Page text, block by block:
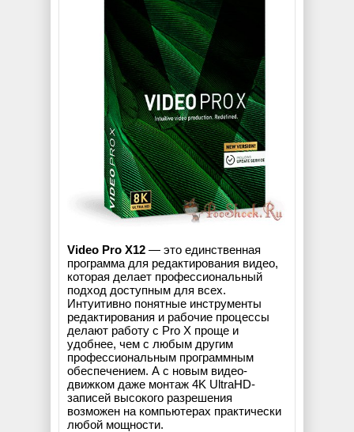
Video Pro X12 — это единственная
программа для редактирования видео,
которая делает профессиональный
подход доступным для всех.
Интуитивно понятные инструменты
редактирования и рабочие процессы
делают работу с Pro X проще и
удобнее, чем с любым другим
профессиональным программным
обеспечением. А с новым видео-
движком даже монтаж 4K UltraHD-
записей высокого разрешения
возможен на компьютерах практически
любой мощности.